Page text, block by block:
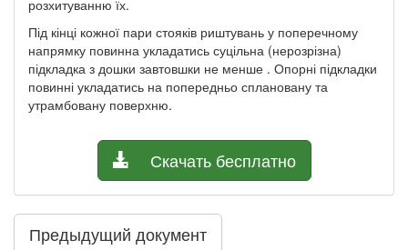
розхитуванню їх.
Під кінці кожної пари стояків риштувань у поперечному
напрямку повинна укладатись суцільна (нерозрізна)
підкладка з дошки завтовшки не менше . Опорні підкладки
повинні укладатись на попередньо сплановану та
утрамбовану поверхню.
Скачать бесплатно
Предыдущий документ